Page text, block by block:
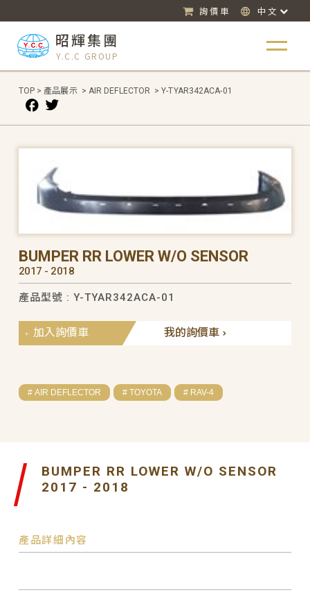
詢價車 中文
昭輝集團
Y.C.C GROUP
TOP > 產品展示 > AIR DEFLECTOR > Y-TYAR342ACA-01
BUMPER RR LOWER W/O SENSOR
2017 - 2018
產品型號 : Y-TYAR342ACA-01
我的詢價車
加入詢價車
# AIR DEFLECTOR # TOYOTA # RAV-4
BUMPER RR LOWER W/O SENSOR
2017 - 2018
產品詳細內容